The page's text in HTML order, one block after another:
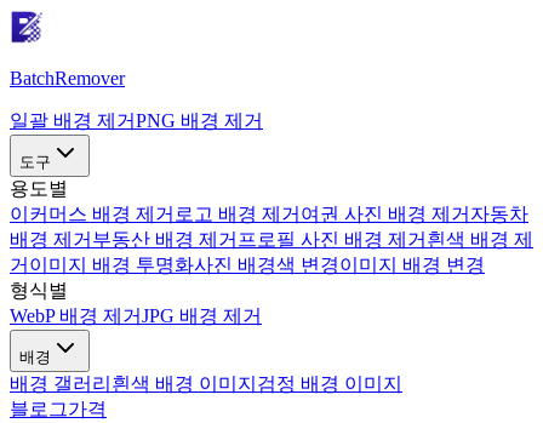
BatchRemover
일괄 배경 제거PNG 배경 제거
도구
용도별
이커머스 배경 제거 로고 배경 제거 여권 사진 배경 제거 자동차
배경 제거 부동산 배경 제거 프로필 사진 배경 제거 흰색 배경 제
거 이미지 배경 투명화사진 배경색 변경이미지 배경 변경
형식별
WebP 배경 제거JPG 배경 제거
배경
배경 갤러리 흰색 배경 이미지 검정 배경 이미지
블로그가격